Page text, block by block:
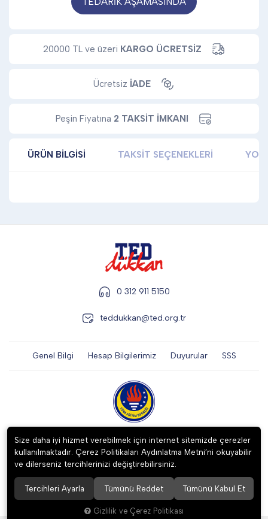
20000 TL ve üzeri KARGO ÜCRETSİZ
Ücretsiz İADE
Peşin Fiyatına 2 TAKSİT İMKANI
ÜRÜN BILGISI TAKSIT SEÇENEKLERI
0 312 911 5150
teddukkan@ted.org.tr
Genel Bilgi Hesap Bilgilerimiz Duyurular SSS
2023 ©TÜRK EĞİTİM DERNEĞİ İKTİSADİ İŞLETMESİ. Tüm hakları
saklıdır.
256 BitSSL
Encryption
Size daha iyi hizmet verebilmek için internet sitemizde çerezler
kullanılmaktadır. Çerez Politikaları Aydınlatma Metni’ni okuyabilir
ve dilerseniz tercihlerinizi değiştirebilirsiniz.
Tercihleri Ayarla Tümünü Reddet Tümünü Kabul Et
Gizlilik ve Çerez Politikası